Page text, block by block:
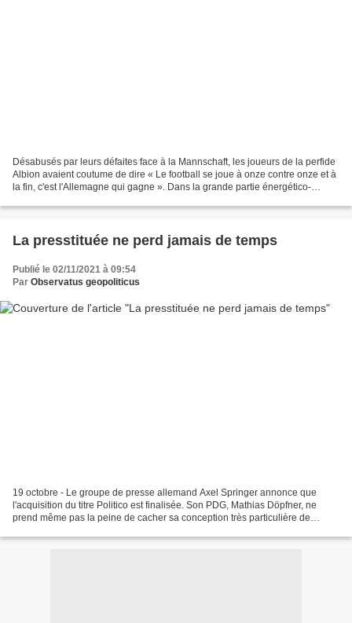
Désabusés par leurs défaites face à la Mannschaft, les joueurs de la perfide
Albion avaient coutume de dire « Le football se joue à onze contre onze et à
la fin, c'est l'Allemagne qui gagne ». Dans la grande partie énergético-
La presstituée ne perd jamais de temps
Publié le 02/11/2021 à 09:54
Par Observatus geopoliticus
19 octobre - Le groupe de presse allemand Axel Springer annonce que
l'acquisition du titre Politico est finalisée. Son PDG, Mathias Döpfner, ne
prend même pas la peine de cacher sa conception très particulière de